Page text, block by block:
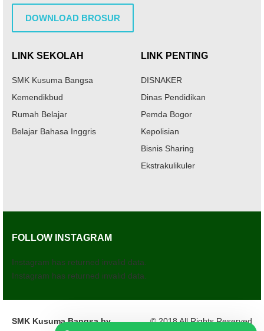
DOWNLOAD BROSUR
LINK SEKOLAH
SMK Kusuma Bangsa
Kemendikbud
Rumah Belajar
Belajar Bahasa Inggris
LINK PENTING
DISNAKER
Dinas Pendidikan
Pemda Bogor
Kepolisian
Bisnis Sharing
Ekstrakulikuler
FOLLOW INSTAGRAM
Instagram has returned invalid data.
Instagram has returned invalid data.
SMK Kusuma Bangsa by
© 2018 All Rights Reserved